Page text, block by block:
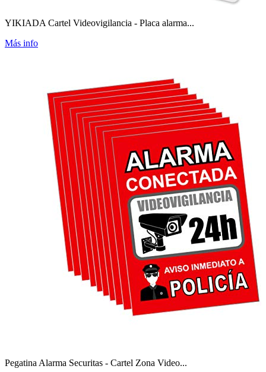
YIKIADA Cartel Videovigilancia - Placa alarma...
Más info
Pegatina Alarma Securitas - Cartel Zona Video...